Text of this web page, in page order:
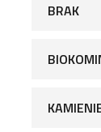
BRAK